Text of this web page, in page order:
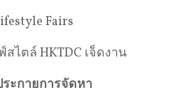
ไตล์ HKTDC เจ็ดงาน
ะกายการจัดหา